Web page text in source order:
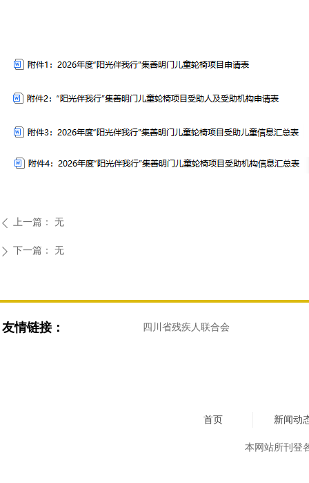
ꄴ 上一篇： 无
ꄲ 下一篇： 无
四川省残疾人联合会
友情链接：
首页 新闻动
本网站所刊登